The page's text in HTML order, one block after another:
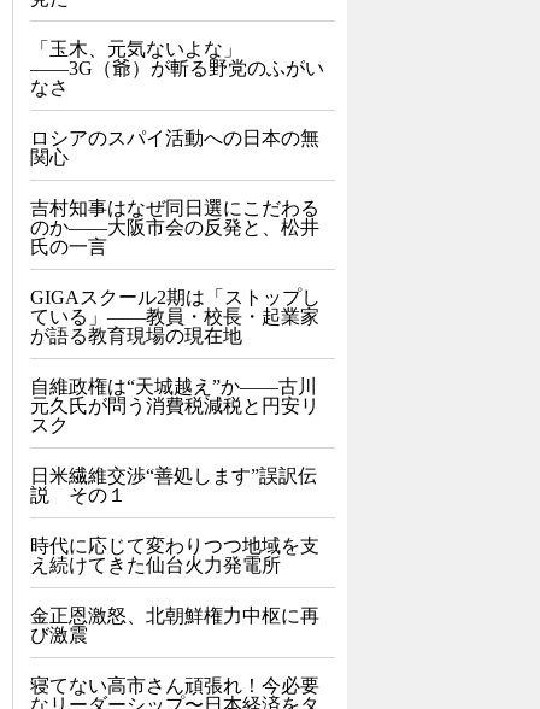
「玉木、元気ないよな」
――3G（爺）が斬る野党のふがい
なさ
ロシアのスパイ活動への日本の無
関心
吉村知事はなぜ同日選にこだわる
のか――大阪市会の反発と、松井
氏の一言
GIGAスクール2期は「ストップし
ている」——教員・校長・起業家
が語る教育現場の現在地
自維政権は“天城越え”か――古川
元久氏が問う消費税減税と円安リ
スク
日米繊維交渉“善処します”誤訳伝
説 その１
時代に応じて変わりつつ地域を支
え続けてきた仙台火力発電所
金正恩激怒、北朝鮮権力中枢に再
び激震
寝てない高市さん頑張れ！今必要
なリーダーシップ〜日本経済をタ